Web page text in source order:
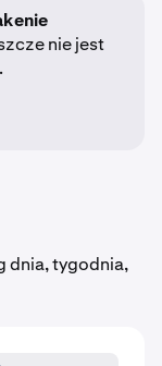
nie jest
dnia, tygodnia,